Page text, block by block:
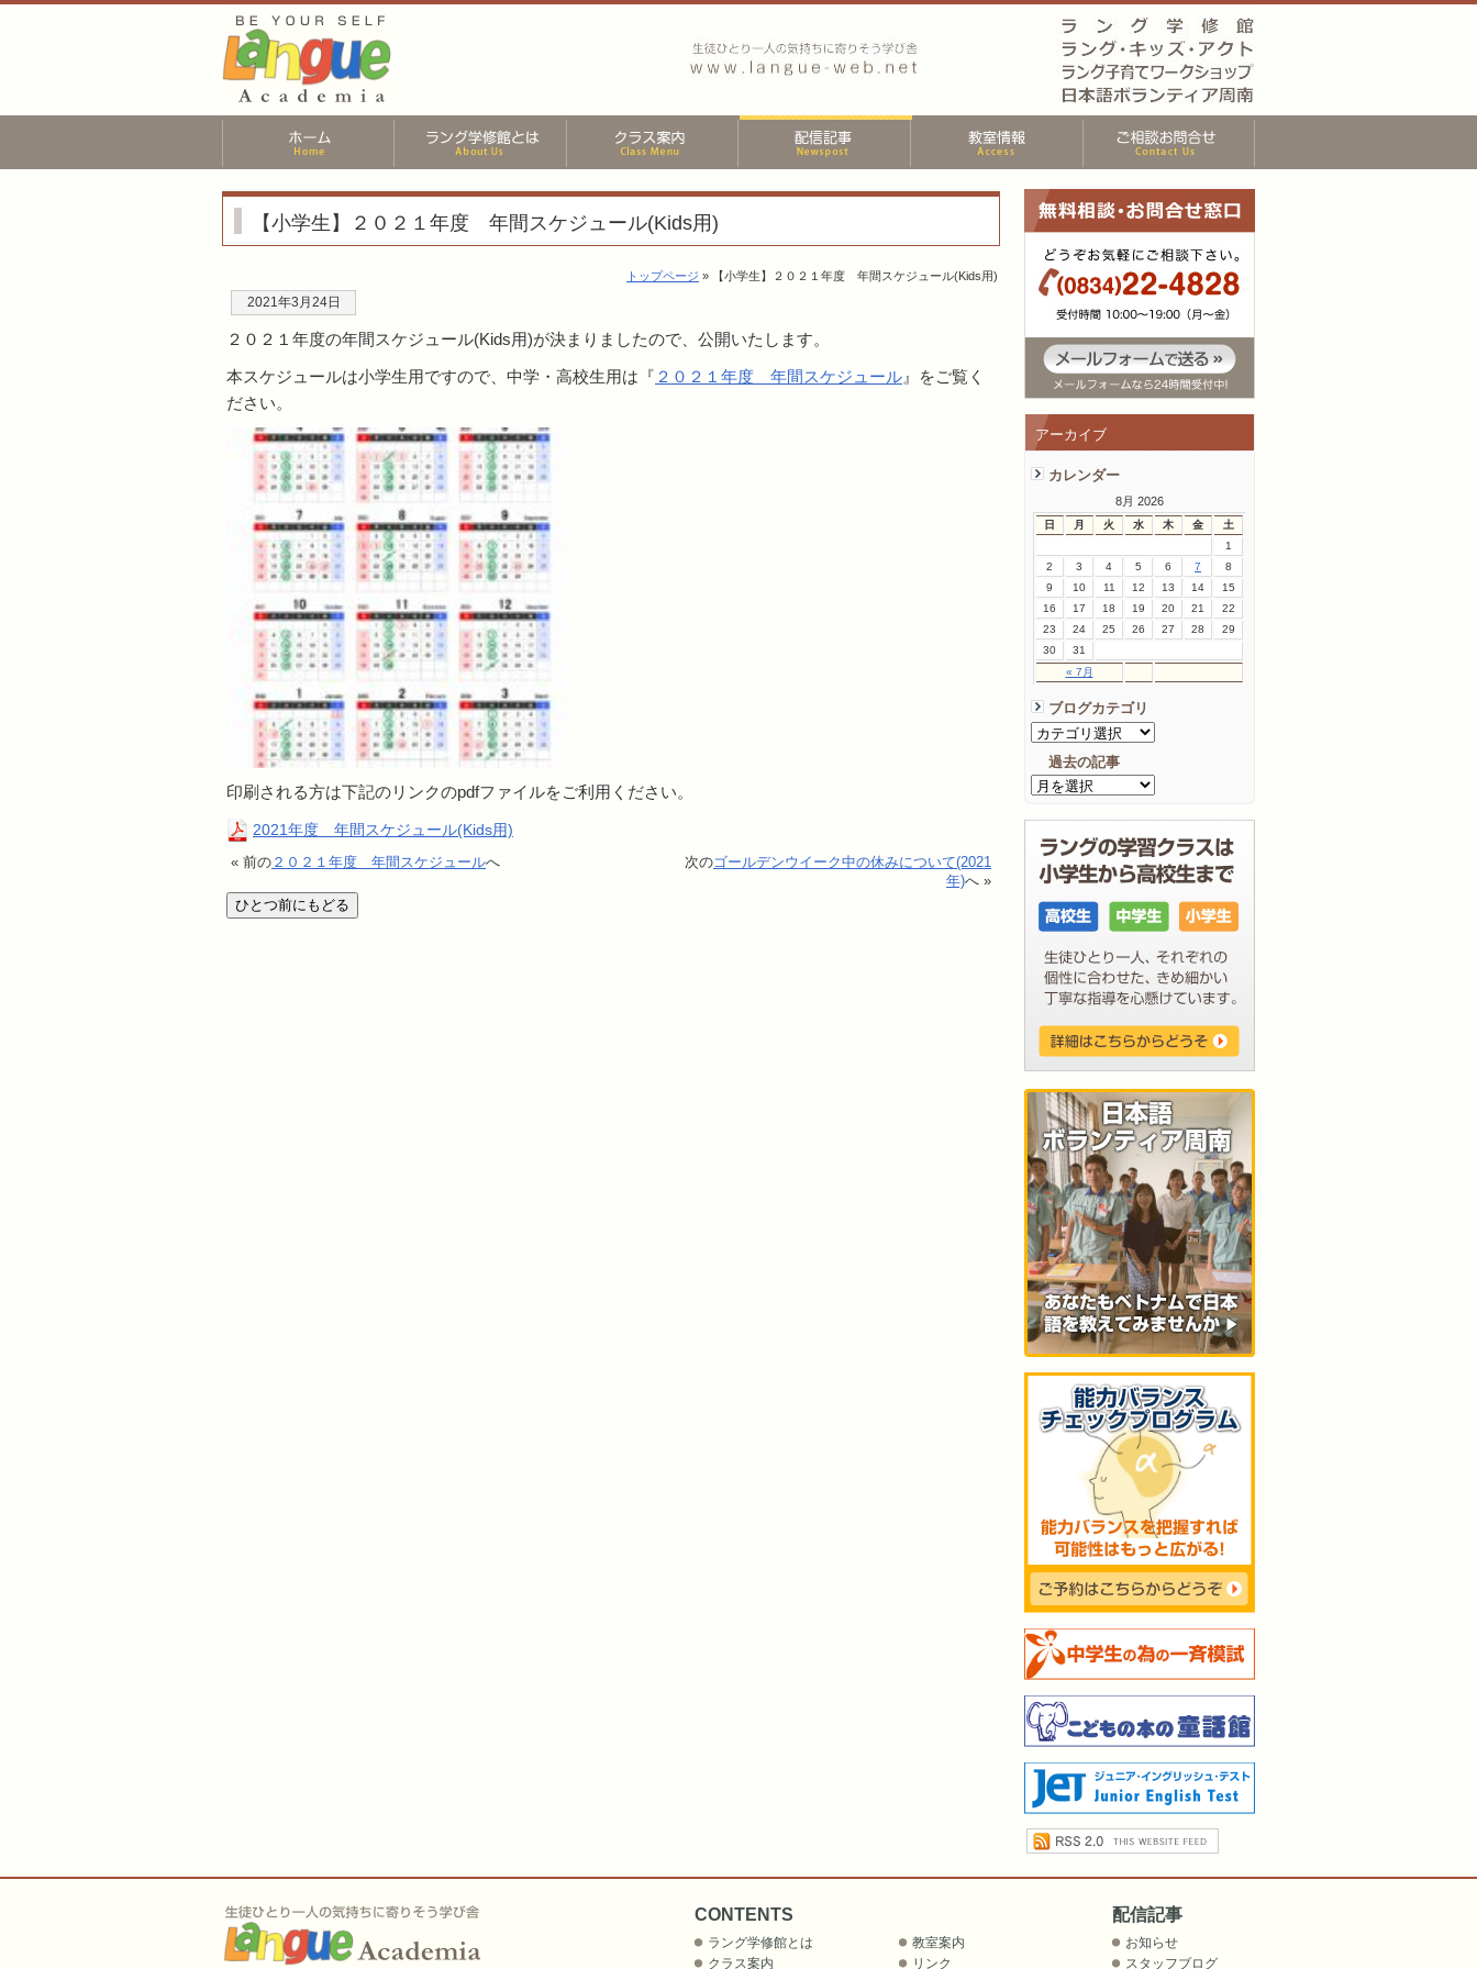
アーカイブ
カレンダー
8月 2026
日 月 火 水 木 金 土
« 7月
1
2
3 4 5 6 7
8
9
10 11 12 13 14
15
16
17 18 19 20 21
22
23
24 25 26 27 28
29
30
31
ブログカテゴリ
過去の記事
【小学生】２０２１年度 年間スケジュール(Kids用)
トップページ » 【小学生】２０２１年度 年間スケジュール(Kids用)
2021年3月24日
２０２１年度の年間スケジュール(Kids用)が決まりましたので、公開いたします。
本スケジュールは小学生用ですので、中学・高校生用は『 ２０２１年度 年間スケジュール 』をご覧く
ださい。
印刷される方は下記のリンクのpdfファイルをご利用ください。
2021年度 年間スケジュール(Kids用)
« 前の ２０２１年度 年間スケジュールへ 次のゴールデンウイーク中の休みについて(2021
年)へ »
CONTENTS
ラング学修館とは
クラス案内
教室案内
リンク
配信記事
お知らせ
スタッフブログ